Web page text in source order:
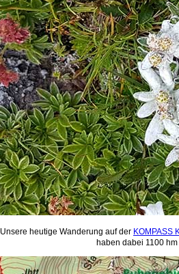
Unsere heutige Wanderung auf der KOMPASS
haben dabei 1100